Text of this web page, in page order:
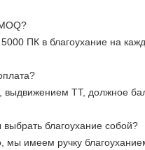
ПК в благоухание на
TT, должное
благоухание собой?
мы имеем ручку